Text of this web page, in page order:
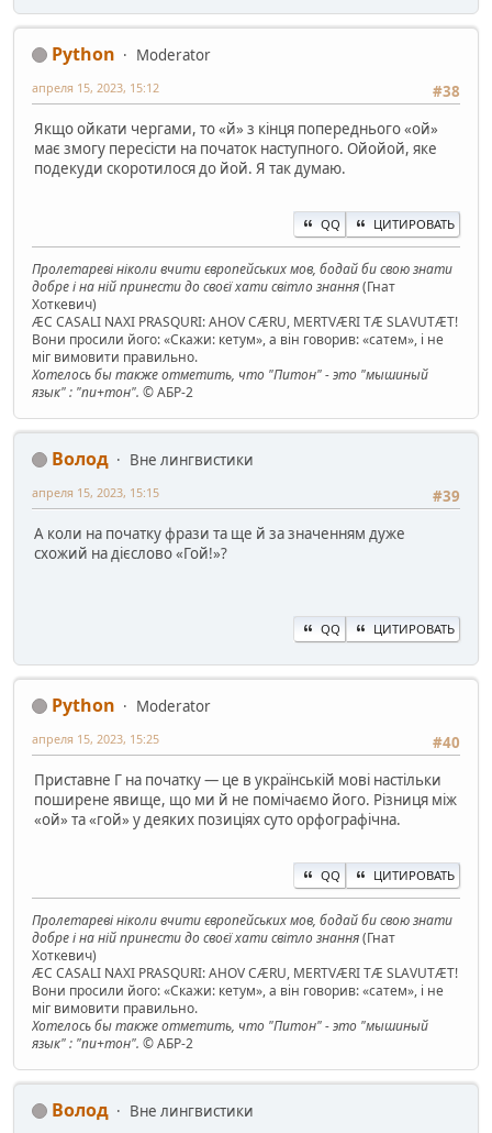
Python
Moderator
#38
апреля 15, 2023, 15:12
Якщо ойкати чергами, то «й» з кінця попереднього «ой»
має змогу пересісти на початок наступного. Ойойой, яке
подекуди скоротилося до йой. Я так думаю.
QQ ЦИТИРОВАТЬ
Пролетареві ніколи вчити європейських мов, бодай би свою знати
добре і на ній принести до своєї хати світло знання(Гнат
Хоткевич)
ÆC CASALI NAXI PRASQURI: AHOV CÆRU, MERTVÆRI TÆ SLAVUTÆT!
Вони просили його: «Скажи: кетум», а він говорив: «сатем», і не
міг вимовити правильно.
Хотелось бы также отметить, что "Питон" - это "мышиный
язык" : "пи+тон". © АБР-2
Волод
Вне лингвистики
#39
апреля 15, 2023, 15:15
А коли на початку фрази та ще й за значенням дуже
схожий на дієслово «Гой!»?
QQ ЦИТИРОВАТЬ
Python
Moderator
#40
апреля 15, 2023, 15:25
Приставне Г на початку — це в українській мові настільки
поширене явище, що ми й не помічаємо його. Різниця між
«ой» та «гой» у деяких позиціях суто орфографічна.
QQ ЦИТИРОВАТЬ
Пролетареві ніколи вчити європейських мов, бодай би свою знати
добре і на ній принести до своєї хати світло знання(Гнат
Хоткевич)
ÆC CASALI NAXI PRASQURI: AHOV CÆRU, MERTVÆRI TÆ SLAVUTÆT!
Вони просили його: «Скажи: кетум», а він говорив: «сатем», і не
міг вимовити правильно.
Хотелось бы также отметить, что "Питон" - это "мышиный
язык" : "пи+тон". © АБР-2
Волод
Вне лингвистики